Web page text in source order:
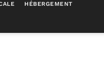
HÉBERGEMENT